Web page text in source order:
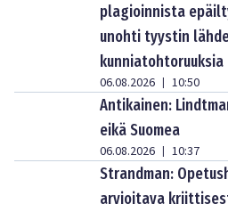
plagioinnista
unohti tyystin
kunniatohtoruuksia
06.08.2026 | 10:50
Antikainen:
eikä Suomea
06.08.2026 | 10:37
Strandman:
arvioitava